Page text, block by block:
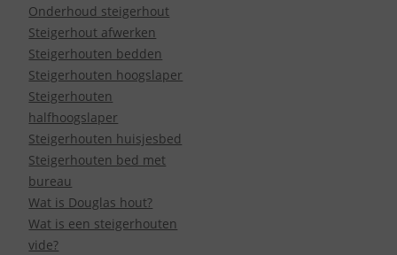
Onderhoud steigerhout
Steigerhout afwerken
Steigerhouten bedden
Steigerhouten hoogslaper
Steigerhouten
halfhoogslaper
Steigerhouten huisjesbed
Steigerhouten bed met
bureau
Wat is Douglas hout?
Wat is een steigerhouten
vide?